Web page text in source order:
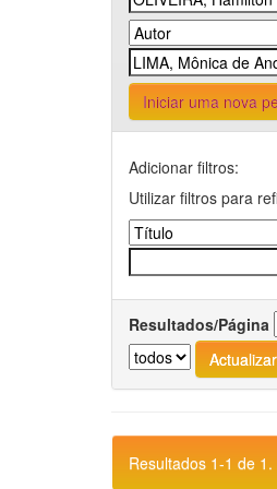
Iniciar uma nova
Adicionar filtros:
Utilizar filtros para
Resultados/Página
Resultados 1-1 de 1.